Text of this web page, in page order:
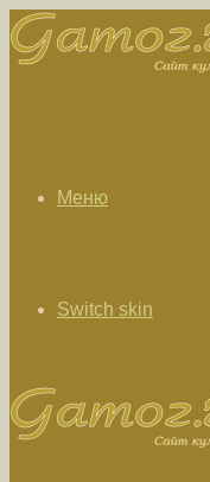
Меню
Switch skin